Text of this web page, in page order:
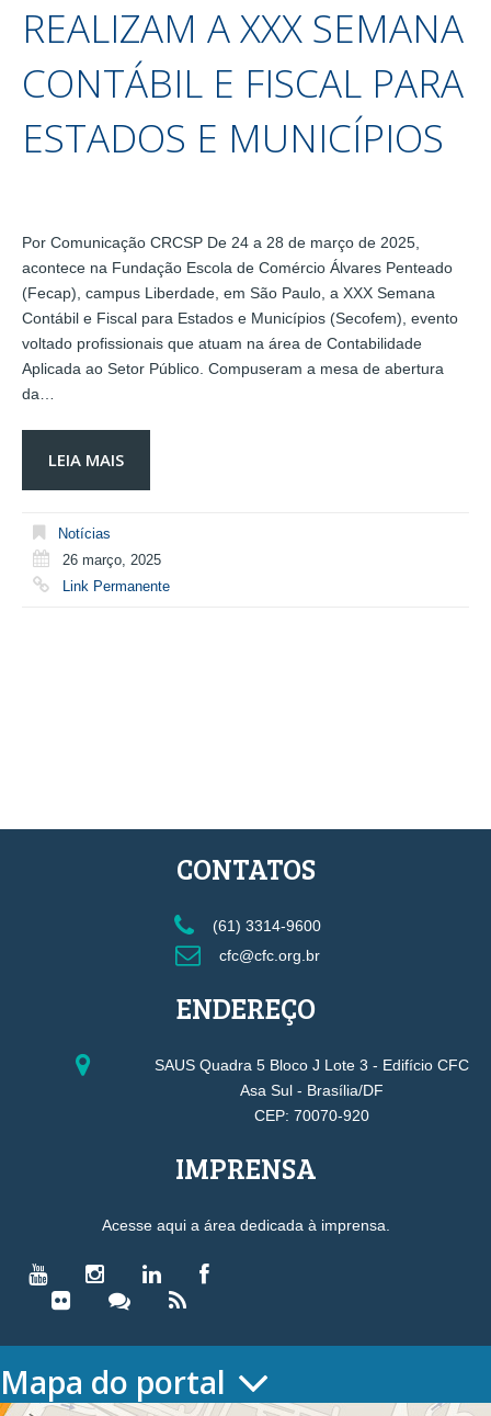
REALIZAM A XXX SEMANA
CONTÁBIL E FISCAL PARA
ESTADOS E MUNICÍPIOS
Por Comunicação CRCSP De 24 a 28 de março de 2025,
acontece na Fundação Escola de Comércio Álvares Penteado
(Fecap), campus Liberdade, em São Paulo, a XXX Semana
Contábil e Fiscal para Estados e Municípios (Secofem), evento
voltado profissionais que atuam na área de Contabilidade
Aplicada ao Setor Público. Compuseram a mesa de abertura
da…
LEIA MAIS
Notícias
26 março, 2025
Link Permanente
CONTATOS
(61) 3314-9600
cfc@cfc.org.br
ENDEREÇO
SAUS Quadra 5 Bloco J Lote 3 - Edifício CFC
Asa Sul - Brasília/DF
CEP: 70070-920
IMPRENSA
Acesse aqui a área dedicada à imprensa.
Mapa do portal